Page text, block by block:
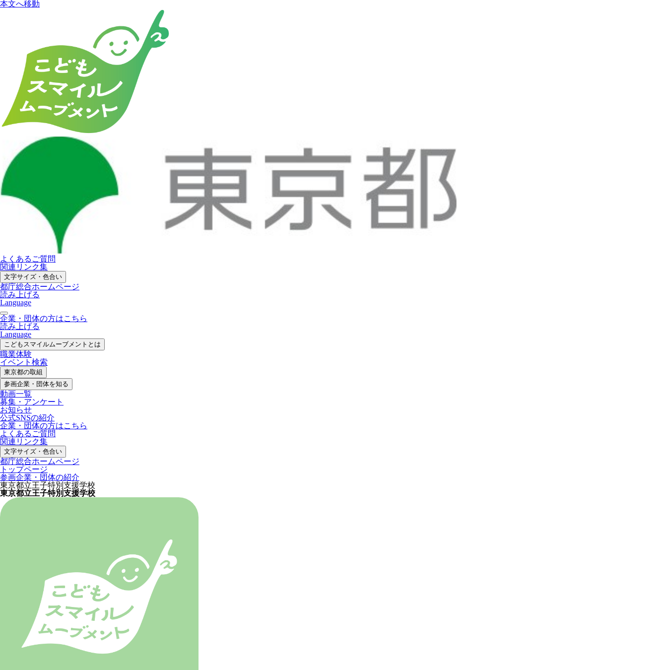
本文へ移動
よくあるご質問
関連リンク集
文字サイズ・色合い
都庁総合ホームページ
読み上げる
Language
企業・団体の方はこちら
読み上げる
Language
こどもスマイルムーブメントとは
職業体験
イベント検索
東京都の取組
参画企業・ 団体を知る
動画一覧
募集・ アンケート
お知らせ
公式SNSの紹介
企業・団体の方はこちら
よくあるご質問
関連リンク集
文字サイズ・色合い
都庁総合ホームページ
トップページ
参画企業・団体の紹介
東京都立王子特別支援学校
東京都立王子特別支援学校